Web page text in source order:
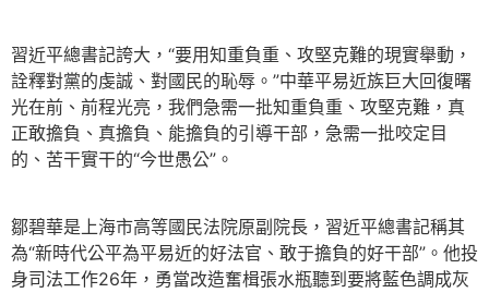
習近平總書記誇大，“要用知重負重、攻堅克難的現實舉動，
詮釋對黨的虔誠、對國民的恥辱。”中華平易近族巨大回復曙
光在前、前程光亮，我們急需一批知重負重、攻堅克難，真
正敢擔負、真擔負、能擔負的引導干部，急需一批咬定目
的、苦干實干的“今世愚公”。
鄒碧華是上海市高等國民法院原副院長，習近平總書記稱其
為“新時代公平為平易近的好法官、敢于擔負的好干部”。他投
身司法工作26年，勇當改造奮楫張水瓶聽到要將藍色調成灰